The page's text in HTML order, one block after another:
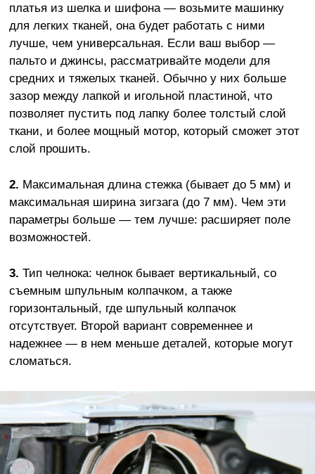
платья из шелка и шифона — возьмите машинку
для легких тканей, она будет работать с ними
лучше, чем универсальная. Если ваш выбор —
пальто и джинсы, рассматривайте модели для
средних и тяжелых тканей. Обычно у них больше
зазор между лапкой и игольной пластиной, что
позволяет пустить под лапку более толстый слой
ткани, и более мощный мотор, который сможет этот
слой прошить.
2. Максимальная длина стежка (бывает до 5 мм) и
максимальная ширина зигзага (до 7 мм). Чем эти
параметры больше — тем лучше: расширяет поле
возможностей.
3. Тип челнока: челнок бывает вертикальный, со
съемным шпульным колпачком, а также
горизонтальный, где шпульный колпачок
отсутствует. Второй вариант современнее и
надежнее — в нем меньше деталей, которые могут
сломаться.